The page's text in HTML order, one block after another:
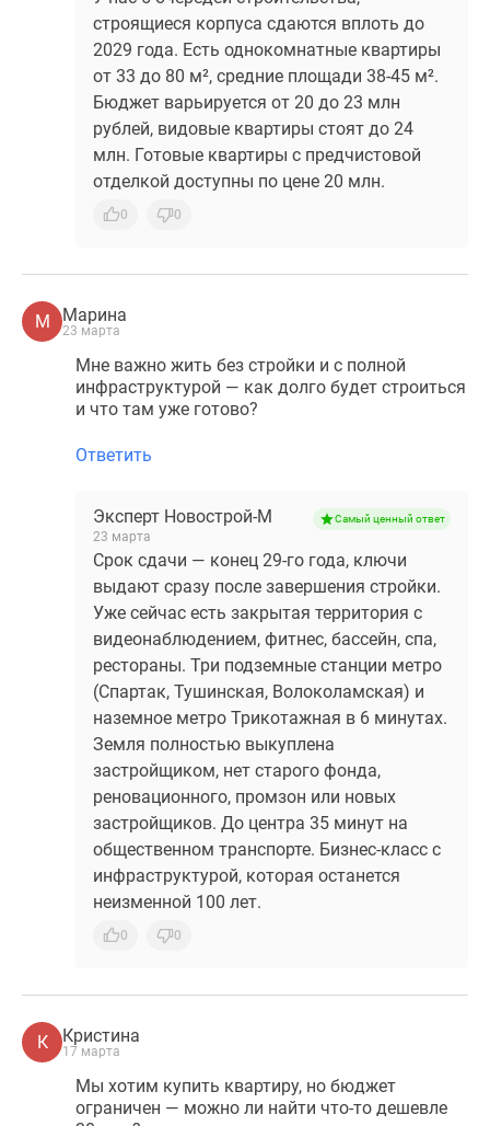
строящиеся корпуса сдаются вплоть до
2029 года. Есть однокомнатные квартиры
от 33 до 80 м², средние площади 38-45 м².
Бюджет варьируется от 20 до 23 млн
рублей, видовые квартиры стоят до 24
млн. Готовые квартиры с предчистовой
отделкой доступны по цене 20 млн.
0 0
М Марина
23 марта
Мне важно жить без стройки и с полной
инфраструктурой — как долго будет строиться
и что там уже готово?
Ответить
Эксперт Новострой-М
23 марта
Самый ценный ответ
Срок сдачи — конец 29-го года, ключи
выдают сразу после завершения стройки.
Уже сейчас есть закрытая территория с
видеонаблюдением, фитнес, бассейн, спа,
рестораны. Три подземные станции метро
(Спартак, Тушинская, Волоколамская) и
наземное метро Трикотажная в 6 минутах.
Земля полностью выкуплена
застройщиком, нет старого фонда,
реновационного, промзон или новых
застройщиков. До центра 35 минут на
общественном транспорте. Бизнес-класс с
инфраструктурой, которая останется
неизменной 100 лет.
0 0
К Кристина
17 марта
Мы хотим купить квартиру, но бюджет
ограничен — можно ли найти что-то дешевле